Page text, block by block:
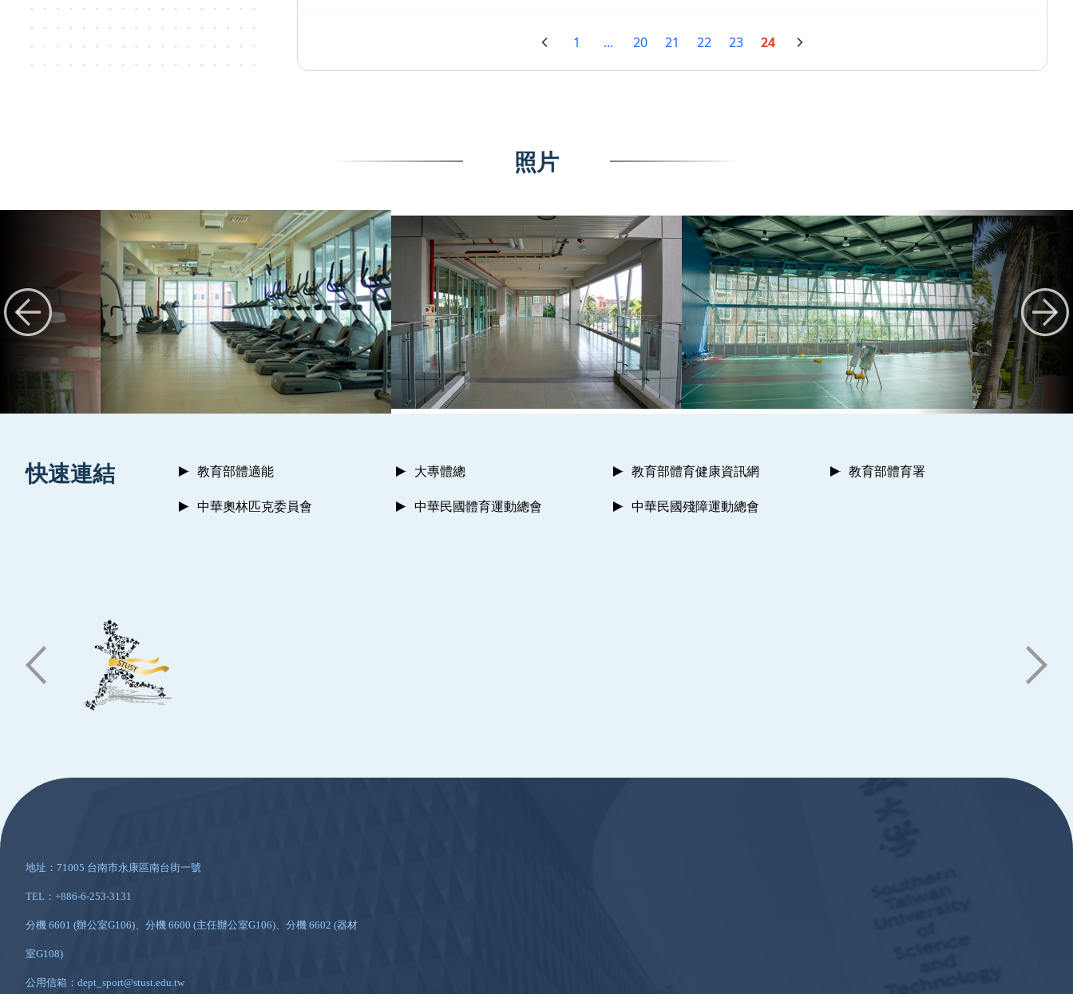
1 ... 20 21 22 23 24
照片
快速連結 教育部體適能 大專體總 教育部體育健康資訊網
教育部體育署
中華奧林匹克委員會
中華民國體育運動總會 中華民國殘障運動總會
地址：71005 台南市永康區南台街一號
TEL：+886-6-253-3131
分機 6601 (辦公室G106)、分機 6600 (主任辦公室G106)、分機 6602 (器材
室G108)
公用信箱：dept_sport@stust.edu.tw